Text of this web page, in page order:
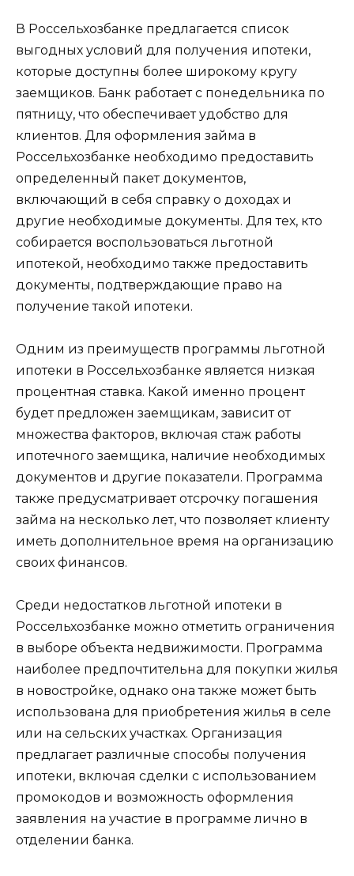
В Россельхозбанке предлагается список
выгодных условий для получения ипотеки,
которые доступны более широкому кругу
заемщиков. Банк работает с понедельника по
пятницу, что обеспечивает удобство для
клиентов. Для оформления займа в
Россельхозбанке необходимо предоставить
определенный пакет документов,
включающий в себя справку о доходах и
другие необходимые документы. Для тех, кто
собирается воспользоваться льготной
ипотекой, необходимо также предоставить
документы, подтверждающие право на
получение такой ипотеки.
Одним из преимуществ программы льготной
ипотеки в Россельхозбанке является низкая
процентная ставка. Какой именно процент
будет предложен заемщикам, зависит от
множества факторов, включая стаж работы
ипотечного заемщика, наличие необходимых
документов и другие показатели. Программа
также предусматривает отсрочку погашения
займа на несколько лет, что позволяет клиенту
иметь дополнительное время на организацию
своих финансов.
Среди недостатков льготной ипотеки в
Россельхозбанке можно отметить ограничения
в выборе объекта недвижимости. Программа
наиболее предпочтительна для покупки жилья
в новостройке, однако она также может быть
использована для приобретения жилья в селе
или на сельских участках. Организация
предлагает различные способы получения
ипотеки, включая сделки с использованием
промокодов и возможность оформления
заявления на участие в программе лично в
отделении банка.